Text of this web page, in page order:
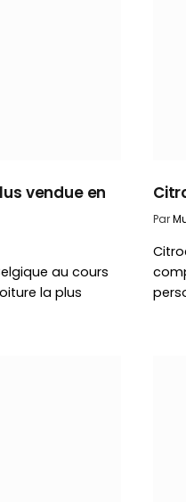
vendue en
au cours
la plus
Par